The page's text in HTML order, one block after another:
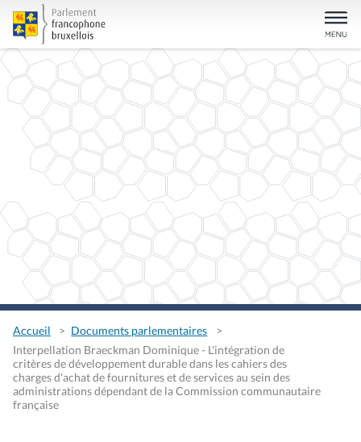
Accueil
Documents parlementaires
Interpellation Braeckman Dominique - L'intégration de
critères de développement durable dans les cahiers des
charges d'achat de fournitures et de services au sein des
administrations dépendant de la Commission communautaire
française